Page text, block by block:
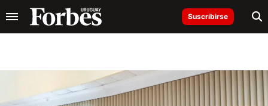
Suscribirse